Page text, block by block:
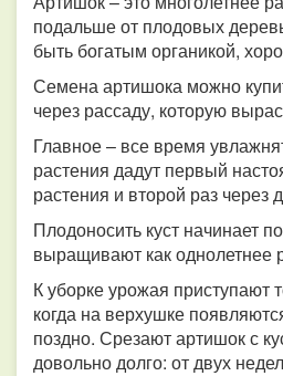
подальше от плодовых
быть богатым органикой,
Семена артишока можно
через рассаду, которую
Главное – все время
растения дадут первый
растения и второй раз
Плодоносить куст начинает
выращивают как однолетнее
К уборке урожая приступают
когда на верхушке
поздно. Срезают артишок с
довольно долго: от двух